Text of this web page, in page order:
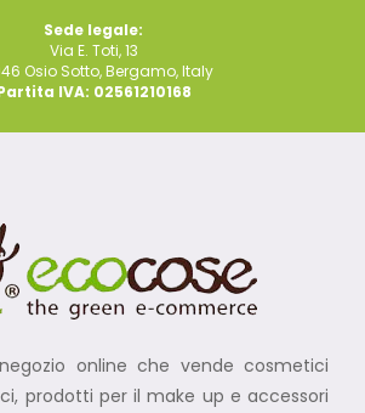
Sede legale:
Via E. Toti, 13
Osio Sotto, Bergamo, Italy
IVA: 02561210168
online che vende cosmetici
prodotti per il make up e accessori